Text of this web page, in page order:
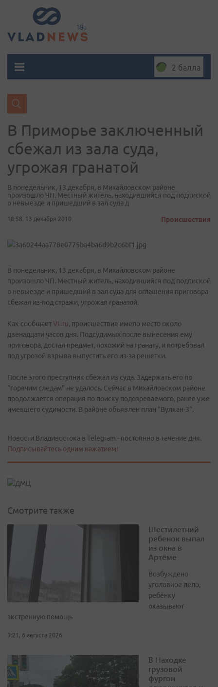
2 балла
В Приморье заключенный
сбежал из зала суда,
угрожая гранатой
В понедельник, 13 декабря, в Михайловском районе
произошло ЧП. Местный житель, находившийся под подпиской
о невыезде и пришедший в зал суда д
18:58, 13 декабря 2010 Происшествия
В понедельник, 13 декабря, в Михайловском районе
произошло ЧП. Местный житель, находившийся под подпиской
о невыезде и пришедший в зал суда для оглашения приговора
сбежал из-под стражи, угрожая гранатой.
Как сообщаетVL.ru, происшествие имело место около
двенадцати часов дня. Подсудимых после вынесения ему
приговора, достал предмет, похожий на гранату, и потребовал
под угрозой взрыва выпустить его из-за решетки.
После этого преступник сбежал из суда. Задержать его по
"горячим следам" не удалось. Сейчас в Михайловском районе
продолжается операция по поиску подозреваемого, ранее уже
имевшего судимости. В районе объявлен план "Вулкан-3".
Новости Владивостока в Telegram - постоянно в течение дня.
Подписывайтесь одним нажатием!
Смотрите также
Шестилетний
ребенок выпал
из окна в
Артёме
Возбуждено
уголовное дело,
ребёнку
оказывают
экстренную помощь
9:21, 6 августа 2026
В Находке
грузовой
фургон